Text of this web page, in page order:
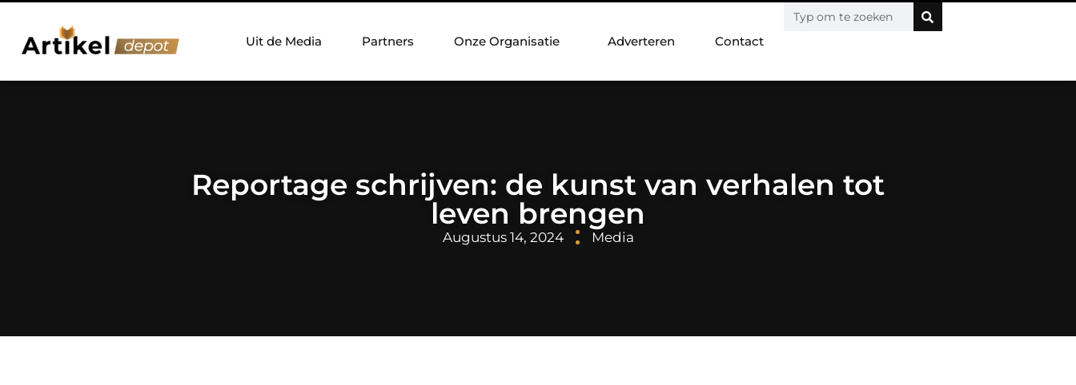
Uit de Media Partners Onze Organisatie Adverteren Contact
Reportage schrijven: de kunst van verhalen tot
leven brengen
Augustus 14, 2024 Media